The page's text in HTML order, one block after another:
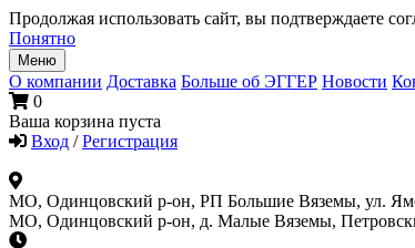
Продолжая использовать сайт, вы подтверждаете
Понятно
Меню
О компании Доставка Больше об ЭГГЕР Новости
0
Ваша корзина пуста
Вход / Регистрация
МО, Одинцовский р-он, РП Большие Вяземы, ул.
МО, Одинцовский р-он, д. Малые Вяземы,